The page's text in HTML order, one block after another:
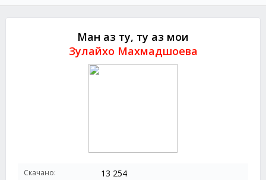
Ман аз ту, ту аз мои
Зулайхо Махмадшоева
Скачано: 13 254